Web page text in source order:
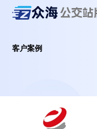
首页
客户案例